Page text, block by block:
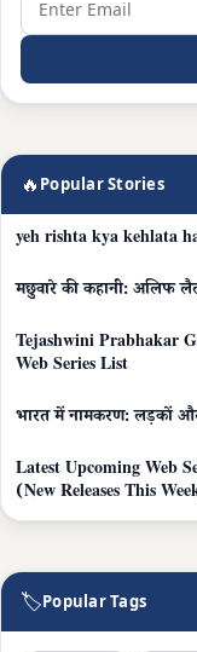
🔥 Popular Stories
yeh rishta kya kehlata
मछुवारे की कहानी: अलिफ
Tejashwini Prabhakar
Web Series List
भारत में नामकरण: लड़कों
Latest Upcoming Web
(New Releases This
🏷Popular Tags